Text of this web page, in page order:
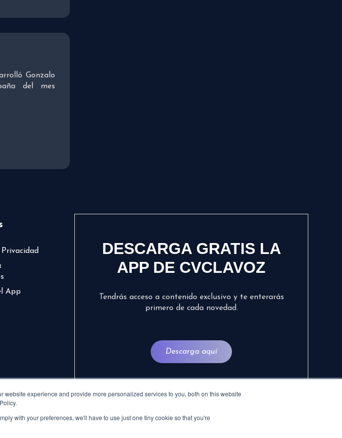
experience and provide more personalized services to you, both on this website
with your preferences, we'll have to use just one tiny cookie so that you're
Gonzalo
del mes
App
DESCARGA GRATIS LA
APP DE CVCLAVOZ
Tendrás acceso a contenido exclusivo y te enterarás
primero de cada novedad.
Descarga aquí